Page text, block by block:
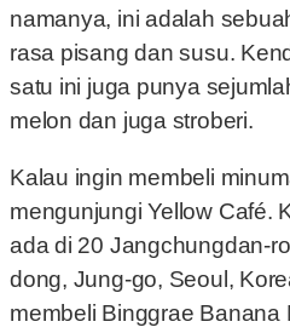
namanya, ini adalah
rasa pisang dan susu.
satu ini juga punya
melon dan juga stroberi.
Kalau ingin membeli
mengunjungi Yellow Café.
ada di 20 Jangchungdan-
dong, Jung-go, Seoul,
membeli Binggrae Banana